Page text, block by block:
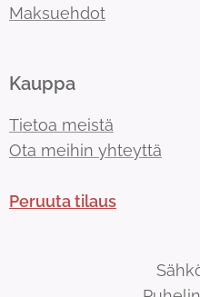
Maksuehdot
Kauppa
Tietoa meistä
Ota meihin yhteyttä
Peruuta tilaus